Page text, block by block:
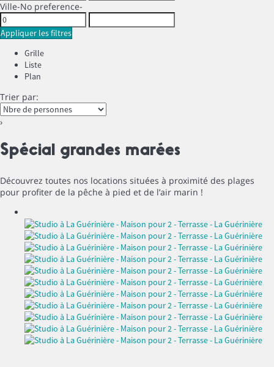
Ville-No preference-
Appliquer les filtres
Grille
Liste
Plan
Trier par:
›
Spécial grandes marées
Découvrez toutes nos locations situées à proximité des plages
pour profiter de la pêche à pied et de l’air marin !